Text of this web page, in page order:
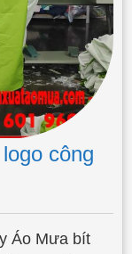
công
Áo Mưa bít